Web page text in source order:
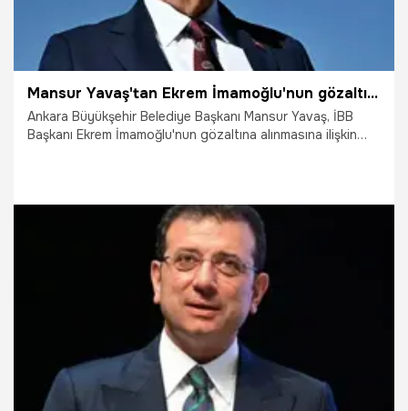
Mansur Yavaş'tan Ekrem İmamoğlu'nun gözaltına alınması sonrası ilk açıklama!
Ankara Büyükşehir Belediye Başkanı Mansur Yavaş, İBB
Başkanı Ekrem İmamoğlu'nun gözaltına alınmasına ilişkin
yönelik bu girişimler asla ama asla kabul edilemez"
Gündem